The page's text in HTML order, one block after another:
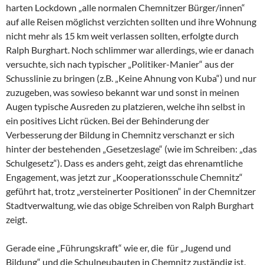
harten Lockdown „alle normalen Chemnitzer Bürger/innen“
auf alle Reisen möglichst verzichten sollten und ihre Wohnung
nicht mehr als 15 km weit verlassen sollten, erfolgte durch
Ralph Burghart. Noch schlimmer war allerdings, wie er danach
versuchte, sich nach typischer „Politiker-Manier“ aus der
Schusslinie zu bringen (z.B. „Keine Ahnung von Kuba“) und nur
zuzugeben, was sowieso bekannt war und sonst in meinen
Augen typische Ausreden zu platzieren, welche ihn selbst in
ein positives Licht rücken. Bei der Behinderung der
Verbesserung der Bildung in Chemnitz verschanzt er sich
hinter der bestehenden „Gesetzeslage“ (wie im Schreiben: „das
Schulgesetz“). Dass es anders geht, zeigt das ehrenamtliche
Engagement, was jetzt zur „Kooperationsschule Chemnitz“
geführt hat, trotz „versteinerter Positionen“ in der Chemnitzer
Stadtverwaltung, wie das obige Schreiben von Ralph Burghart
zeigt.
Gerade eine „Führungskraft“ wie er, die für „Jugend und
Bildung“ und die Schulneubauten in Chemnitz zuständig ist,